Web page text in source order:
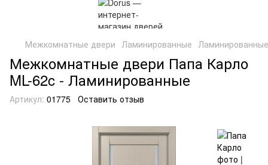
Межкомнатные двери Ламинированные
Межкомнатные двери Папа Карло
ML-62c - Ламинированные
Артикул: 01775 Оставить отзыв